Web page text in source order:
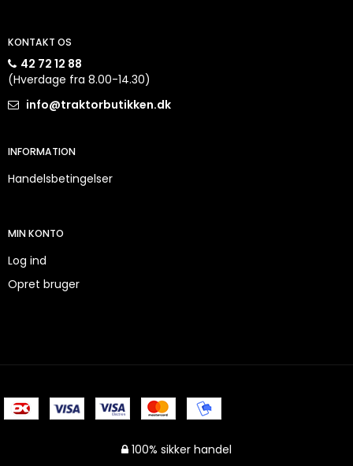
KONTAKT OS
42 72 12 88
(Hverdage fra 8.00-14.30)
info@traktorbutikken.dk
INFORMATION
Handelsbetingelser
MIN KONTO
Log ind
Opret bruger
100% sikker handel